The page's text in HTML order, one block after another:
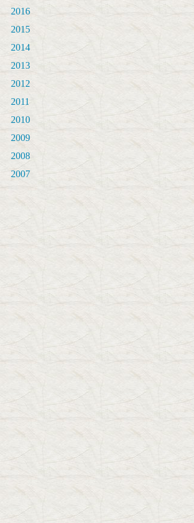
2016
2015
2014
2013
2012
2011
2010
2009
2008
2007